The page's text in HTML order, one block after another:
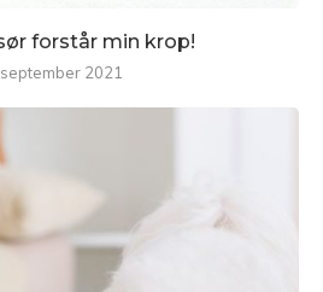
forstår min krop!
2021